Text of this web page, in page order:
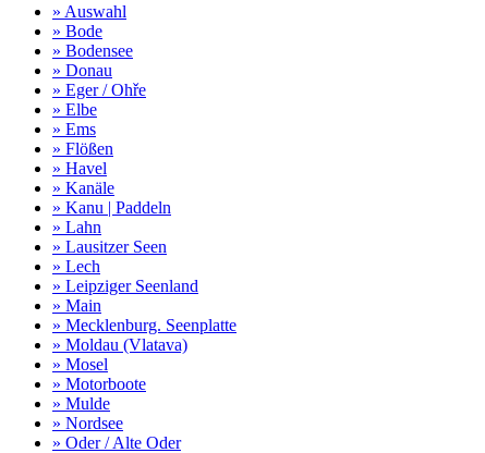
» Auswahl
» Bode
» Bodensee
» Donau
» Eger / Ohře
» Elbe
» Ems
» Flößen
» Havel
» Kanäle
» Kanu | Paddeln
» Lahn
» Lausitzer Seen
» Lech
» Leipziger Seenland
» Main
» Mecklenburg. Seenplatte
» Moldau (Vlatava)
» Mosel
» Motorboote
» Mulde
» Nordsee
» Oder / Alte Oder